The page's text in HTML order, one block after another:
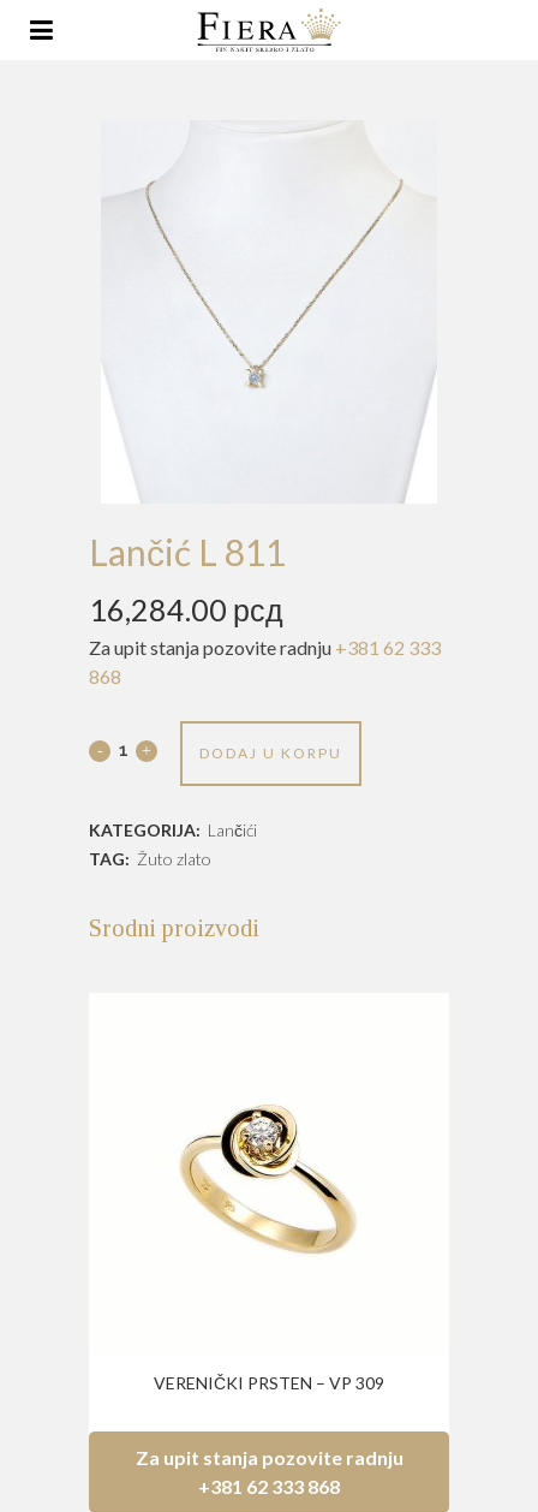
Lančić L 811
16,284.00 рсд
Za upit stanja pozovite radnju +381 62 333
868
Lančić
811
DODAJ U KORPU
KATEGORIJA: Lančići
TAG: Žuto zlato
Srodni proizvodi
VERENIČKI PRSTEN – VP 309
Za upit stanja pozovite radnju
+381 62 333 868